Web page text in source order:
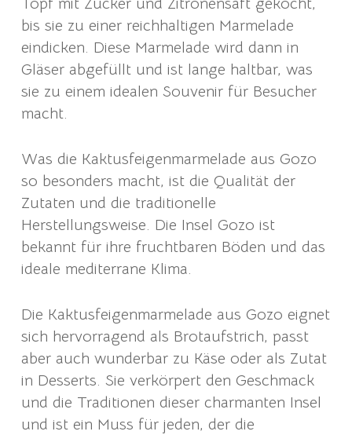
bis sie zu einer reichhaltigen Marmelade
eindicken. Diese Marmelade wird dann in
Gläser abgefüllt und ist lange haltbar, was
sie zu einem idealen Souvenir für Besucher
macht.
Was die Kaktusfeigenmarmelade aus Gozo
so besonders macht, ist die Qualität der
Zutaten und die traditionelle
Herstellungsweise. Die Insel Gozo ist
bekannt für ihre fruchtbaren Böden und das
ideale mediterrane Klima.
Die Kaktusfeigenmarmelade aus Gozo eignet
sich hervorragend als Brotaufstrich, passt
aber auch wunderbar zu Käse oder als Zutat
in Desserts. Sie verkörpert den Geschmack
und die Traditionen dieser charmanten Insel
und ist ein Muss für jeden, der die